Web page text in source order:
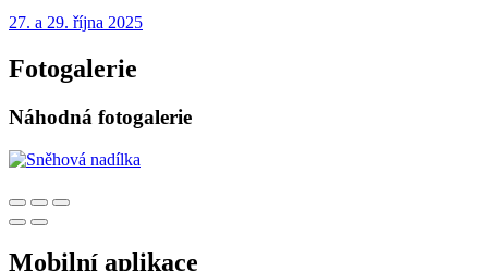
27. a 29. října 2025
Fotogalerie
Náhodná fotogalerie
Mobilní aplikace